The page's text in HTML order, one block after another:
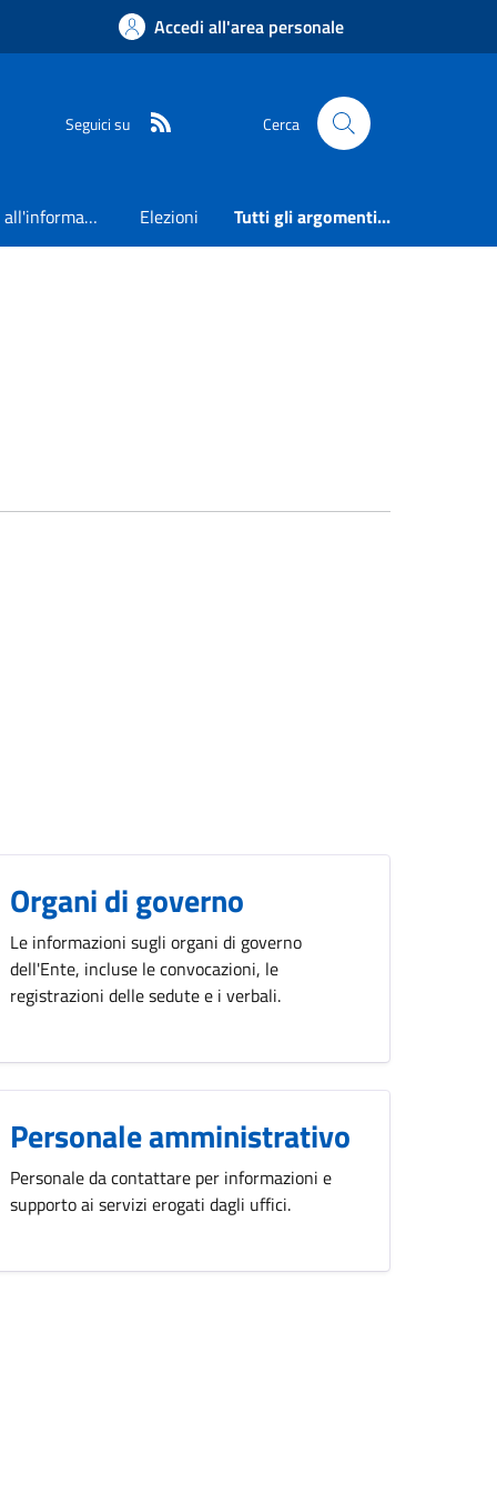
Accedi all'area personale
Seguici su Cerca
Accesso all'informazione Elezioni Tutti gli argomenti...
Organi di governo
Le informazioni sugli organi di governo
dell'Ente, incluse le convocazioni, le
registrazioni delle sedute e i verbali.
Personale amministrativo
Personale da contattare per informazioni e
supporto ai servizi erogati dagli uffici.